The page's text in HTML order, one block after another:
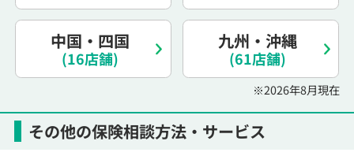
その他の保険相談方法・サービス
中国・四国
(16店舗)
九州・沖縄
(61店舗)
※2026年8月現在